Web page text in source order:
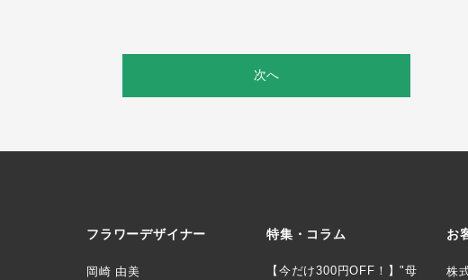
次へ
フラワーデザイナー
岡崎 由美
特集・コラム
【今だけ300円OFF！】"母
お
株